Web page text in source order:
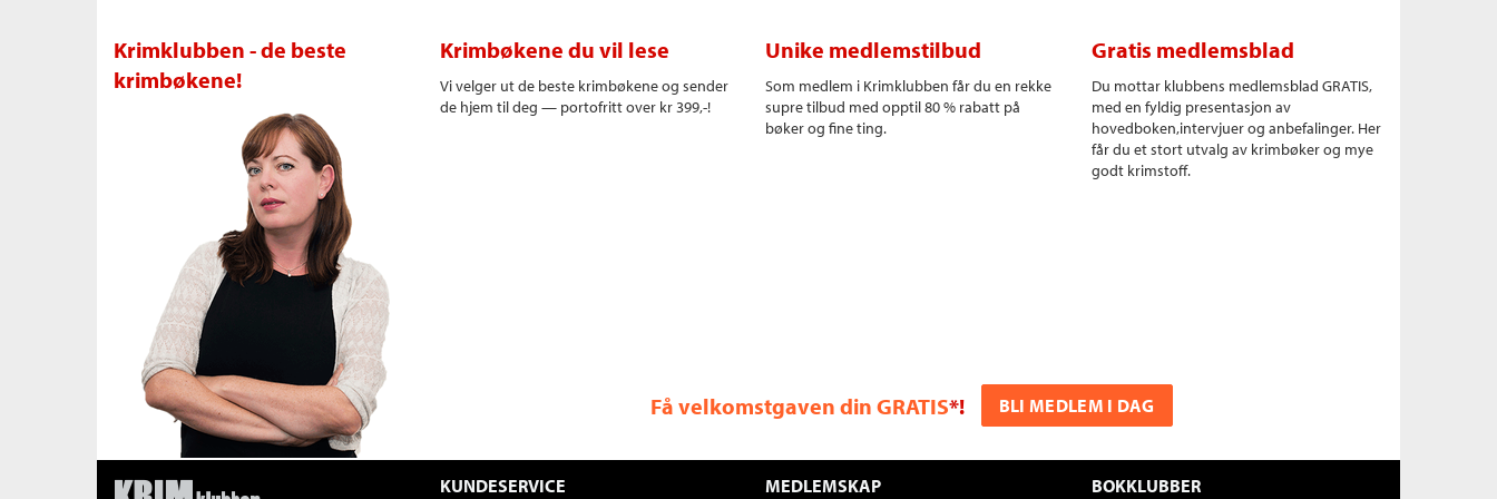
Krimklubben - de beste
krimbøkene!
Krimbøkene du vil lese
Vi velger ut de beste krimbøkene og sender
de hjem til deg — portofritt over kr 399,-!
Unike medlemstilbud
Som medlem i Krimklubben får du en rekke
supre tilbud med opptil 80 % rabatt på
bøker og fine ting.
Gratis medlemsblad
Du mottar klubbens medlemsblad GRATIS,
med en fyldig presentasjon av
hovedboken,intervjuer og anbefalinger. Her
får du et stort utvalg av krimbøker og mye
godt krimstoff.
Få velkomstgaven din GRATIS*! BLI MEDLEM I DAG
KUNDESERVICE MEDLEMSKAP BOKKLUBBER